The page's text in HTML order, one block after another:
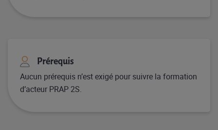
Prérequis
Aucun prérequis n’est exigé pour suivre la formation
d’acteur PRAP 2S.​